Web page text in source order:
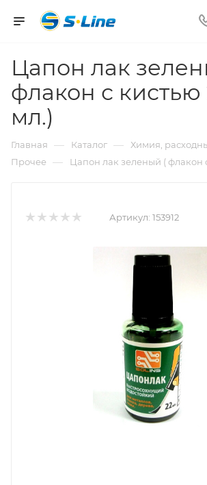
Цапон лак
флакон с кистью
мл.)
Главная — Каталог — Химия,
Прочее — Цапон лак зеленый ( флакон
Артикул: 153912